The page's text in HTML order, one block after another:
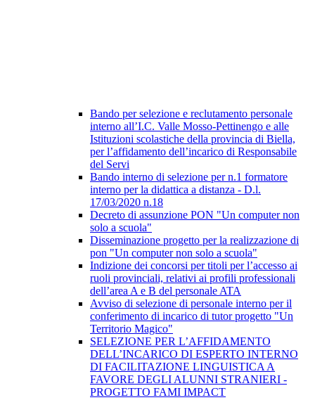
Bando per selezione e reclutamento personale
interno all’I.C. Valle Mosso-Pettinengo e alle
Istituzioni scolastiche della provincia di Biella,
per l’affidamento dell’incarico di Responsabile
del Servi
Bando interno di selezione per n.1 formatore
interno per la didattica a distanza - D.l.
17/03/2020 n.18
Decreto di assunzione PON "Un computer non
solo a scuola"
Disseminazione progetto per la realizzazione di
pon "Un computer non solo a scuola"
Indizione dei concorsi per titoli per l’accesso ai
ruoli provinciali, relativi ai profili professionali
dell’area A e B del personale ATA
Avviso di selezione di personale interno per il
conferimento di incarico di tutor progetto "Un
Territorio Magico"
SELEZIONE PER L’AFFIDAMENTO
DELL’INCARICO DI ESPERTO INTERNO
DI FACILITAZIONE LINGUISTICA A
FAVORE DEGLI ALUNNI STRANIERI -
PROGETTO FAMI IMPACT